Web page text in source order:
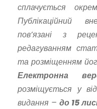
сплачується
Публікаційний
пов’язані з
редагуванням
та розміщенням
Електронна
розміщується у
видання – до 15